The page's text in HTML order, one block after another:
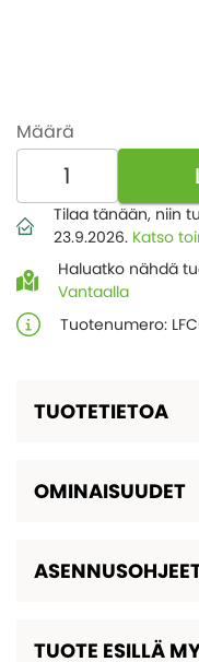
TUOTETIETOA
OMINAISUUDET
TUOTE ESILLÄ